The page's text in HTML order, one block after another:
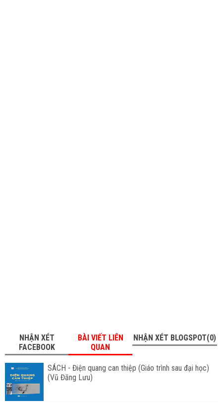
NHẬN XÉT
FACEBOOK
BÀI VIẾT LIÊN
QUAN
NHẬN XÉT BLOGSPOT(0)
SÁCH - Điện quang can thiệp (Giáo trình sau đại học)
(Vũ Đăng Lưu)